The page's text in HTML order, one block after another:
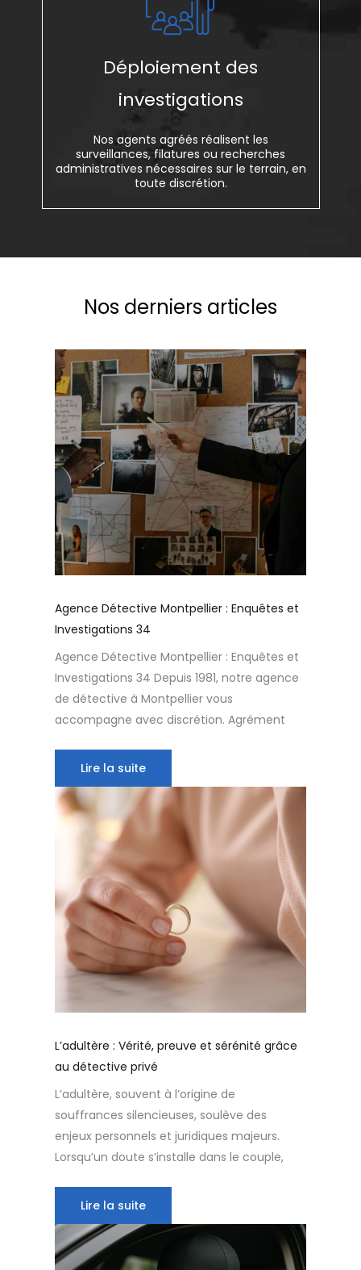
Déploiement des
investigations
Nos agents agréés réalisent les
surveillances, filatures ou recherches
administratives nécessaires sur le terrain, en
toute discrétion.
Nos derniers articles
Agence Détective Montpellier : Enquêtes et
Investigations 34
Agence Détective Montpellier : Enquêtes et
Investigations 34 Depuis 1981, notre agence
de détective à Montpellier vous
accompagne avec discrétion. Agrément
Lire la suite
L’adultère : Vérité, preuve et sérénité grâce
au détective privé
L’adultère, souvent à l’origine de
souffrances silencieuses, soulève des
enjeux personnels et juridiques majeurs.
Lorsqu’un doute s’installe dans le couple,
Lire la suite